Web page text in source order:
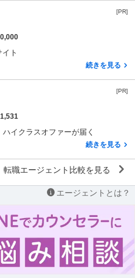
[PR]
ト
続きを見る
[PR]
ハイクラスオファーが届く
続きを見る
転職エージェント比較を見る
エージェントとは？